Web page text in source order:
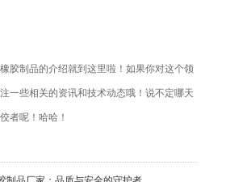
胶制品的介绍就到这里啦！如果你对这个领
一些相关的资讯和技术动态哦！说不定哪天
者呢！哈哈！